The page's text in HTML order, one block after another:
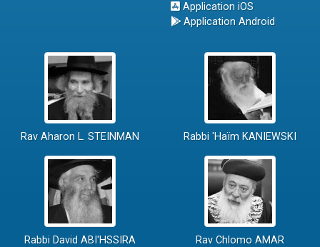
Application iOS
Application Android
Rav Aharon L. STEINMAN Rabbi 'Haïm KANIEWSKI
Rabbi David ABI'HSSIRA Rav Chlomo AMAR